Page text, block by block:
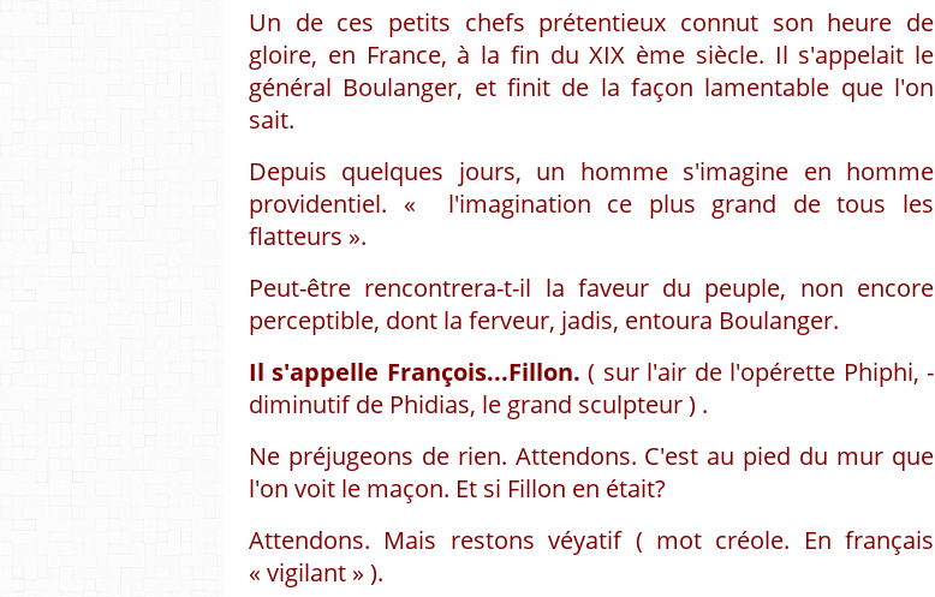
Un de ces petits chefs prétentieux connut son heure de
gloire, en France, à la fin du XIX ème siècle. Il s'appelait le
général Boulanger, et finit de la façon lamentable que l'on
sait.
Depuis quelques jours, un homme s'imagine en homme
providentiel. « l'imagination ce plus grand de tous les
flatteurs ».
Peut-être rencontrera-t-il la faveur du peuple, non encore
perceptible, dont la ferveur, jadis, entoura Boulanger.
Il s'appelle François...Fillon. ( sur l'air de l'opérette Phiphi, -
diminutif de Phidias, le grand sculpteur ) .
Ne préjugeons de rien. Attendons. C'est au pied du mur que
l'on voit le maçon. Et si Fillon en était?
Attendons. Mais restons véyatif ( mot créole. En français
« vigilant » ).